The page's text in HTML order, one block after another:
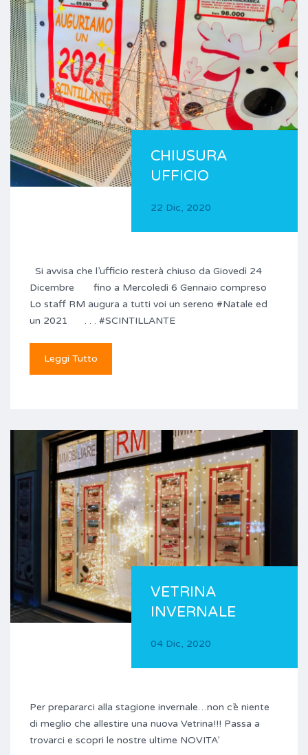
CHIUSURA
UFFICIO
22 Dic, 2020
Si avvisa che l’ufficio resterà chiuso da Giovedì 24
Dicembre fino a Mercoledì 6 Gennaio compreso
Lo staff RM augura a tutti voi un sereno #Natale ed
un 2021 . . . #SCINTILLANTE
Leggi Tutto
VETRINA
INVERNALE
04 Dic, 2020
Per prepararci alla stagione invernale…non c’è niente
di meglio che allestire una nuova Vetrina!!! Passa a
trovarci e scopri le nostre ultime NOVITA’